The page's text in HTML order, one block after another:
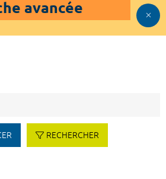
avancée
RECHERCHER